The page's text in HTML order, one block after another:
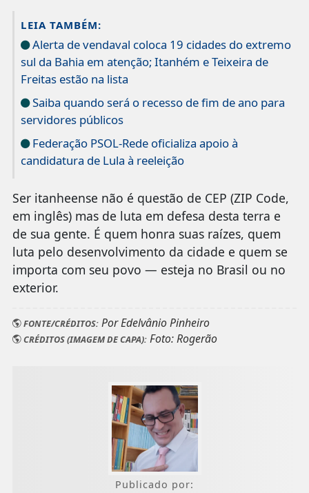
LEIA TAMBÉM:
Alerta de vendaval coloca 19 cidades do extremo
sul da Bahia em atenção; Itanhém e Teixeira de
Freitas estão na lista
Saiba quando será o recesso de fim de ano para
servidores públicos
Federação PSOL-Rede oficializa apoio à
candidatura de Lula à reeleição
Ser itanheense não é questão de CEP (ZIP Code,
em inglês) mas de luta em defesa desta terra e
de sua gente. É quem honra suas raízes, quem
luta pelo desenvolvimento da cidade e quem se
importa com seu povo — esteja no Brasil ou no
exterior.
FONTE/CRÉDITOS:Por Edelvânio Pinheiro
CRÉDITOS (IMAGEM DE CAPA):Foto: Rogerão
Publicado por: